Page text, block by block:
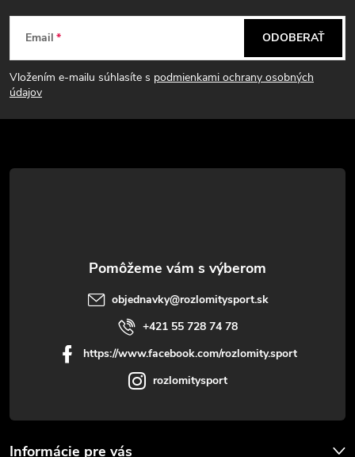
Z
á
p
t
Email
Vložením e-mailu súhlasíte s podmienkami ochrany osobných
údajov
ODOBERAŤ
objednavky@rozlomitysport.sk
+421 55 728 74 78
https://www.facebook.com/rozlomity.sport
rozlomitysport
Informácie pre vás